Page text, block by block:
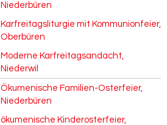
Niederbüren
Karfreitagsliturgie mit Kommunionfeier,
Oberbüren
Moderne Karfreitagsandacht,
Niederwil
Ökumenische Familien-Osterfeier,
Niederbüren
ökumenische Kinderosterfeier,